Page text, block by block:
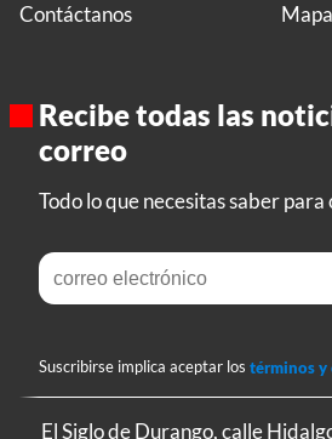
Contáctanos
Recibe todas las
correo
Todo lo que necesitas saber
Suscribirse implica aceptar los términos y
El Siglo de Durango, calle